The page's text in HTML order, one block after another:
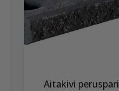
Aitakivi peruspari